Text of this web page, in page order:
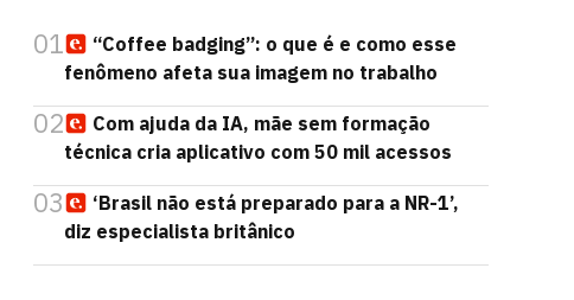
01
“Coffee badging”: o que é e como esse
fenômeno afeta sua imagem no trabalho
02
Com ajuda da IA, mãe sem formação
técnica cria aplicativo com 50 mil acessos
03
‘Brasil não está preparado para a NR-1’,
diz especialista britânico